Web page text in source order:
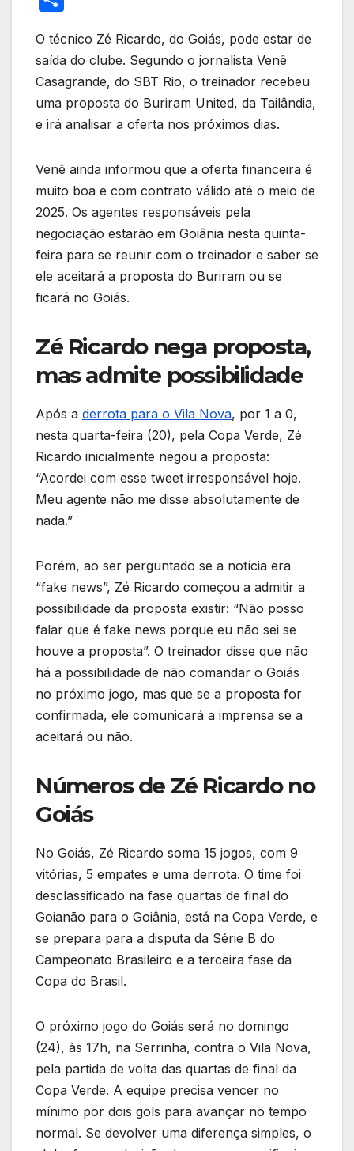
er e
b
o
o
s
A
p
p
gr
a
m
e
dI
n
e
st
ar
e
O técnico Zé Ricardo, do Goiás, pode estar de
saída do clube. Segundo o jornalista Venê
Casagrande, do SBT Rio, o treinador recebeu
uma proposta do Buriram United, da Tailândia,
e irá analisar a oferta nos próximos dias.
Venê ainda informou que a oferta financeira é
muito boa e com contrato válido até o meio de
2025. Os agentes responsáveis pela
negociação estarão em Goiânia nesta quinta-
feira para se reunir com o treinador e saber se
ele aceitará a proposta do Buriram ou se
ficará no Goiás.
Zé Ricardo nega proposta,
mas admite possibilidade
Após a derrota para o Vila Nova, por 1 a 0,
nesta quarta-feira (20), pela Copa Verde, Zé
Ricardo inicialmente negou a proposta:
“Acordei com esse tweet irresponsável hoje.
Meu agente não me disse absolutamente de
nada.”
Porém, ao ser perguntado se a notícia era
“fake news”, Zé Ricardo começou a admitir a
possibilidade da proposta existir: “Não posso
falar que é fake news porque eu não sei se
houve a proposta”. O treinador disse que não
há a possibilidade de não comandar o Goiás
no próximo jogo, mas que se a proposta for
confirmada, ele comunicará a imprensa se a
aceitará ou não.
Números de Zé Ricardo no
Goiás
No Goiás, Zé Ricardo soma 15 jogos, com 9
vitórias, 5 empates e uma derrota. O time foi
desclassificado na fase quartas de final do
Goianão para o Goiânia, está na Copa Verde, e
se prepara para a disputa da Série B do
Campeonato Brasileiro e a terceira fase da
Copa do Brasil.
O próximo jogo do Goiás será no domingo
(24), às 17h, na Serrinha, contra o Vila Nova,
pela partida de volta das quartas de final da
Copa Verde. A equipe precisa vencer no
mínimo por dois gols para avançar no tempo
normal. Se devolver uma diferença simples, o